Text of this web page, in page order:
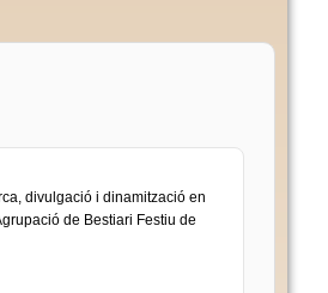
divulgació i dinamització en
de Bestiari Festiu de